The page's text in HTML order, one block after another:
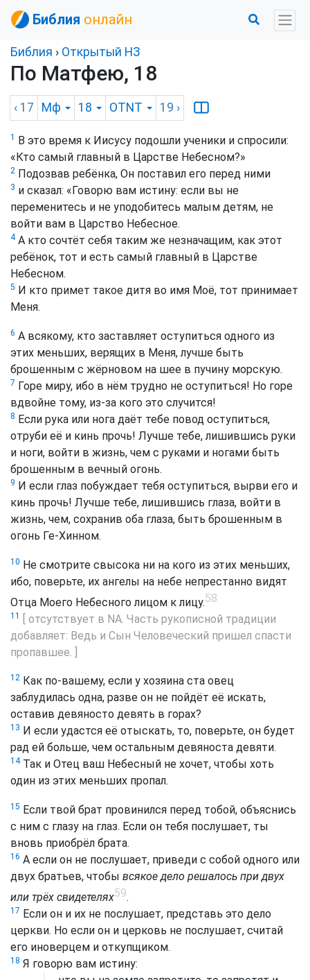
Библия онлайн
Библия › Открытый НЗ
По Матфею, 18
‹ 17 Мф 18 OTNT 19 ›
1
В это время к Иисусу подошли ученики и спросили:
«Кто самый главный в Царстве Небесном?»
2 Подозвав ребёнка, Он поставил его перед ними
3 и сказал: «Говорю вам истину: если вы не
переменитесь и не уподобитесь малым детям, не
войти вам в Царство Небесное.
4А кто сочтёт себя таким же незначащим, как этот
ребёнок, тот и есть самый главный в Царстве
Небесном.
5 И кто примет такое дитя во имя Моё, тот принимает
Меня.
6 А всякому, кто заставляет оступиться одного из
этих меньших, верящих в Меня, лучше быть
брошенным с жёрновом на шее в пучину морскую.
7 Горе миру, ибо в нём трудно не оступиться! Но горе
вдвойне тому, из-за кого это случится!
8 Если рука или нога даёт тебе повод оступиться,
отруби её и кинь прочь! Лучше тебе, лишившись руки
и ноги, войти в жизнь, чем с руками и ногами быть
брошенным в вечный огонь.
9 И если глаз побуждает тебя оступиться, вырви его и
кинь прочь! Лучше тебе, лишившись глаза, войти в
жизнь, чем, сохранив оба глаза, быть брошенным в
огонь Ге-Хинном.
10 Не смотрите свысока ни на кого из этих меньших,
ибо, поверьте, их ангелы на небе непрестанно видят
Отца Моего Небесного лицом к лицу.58
11
[ отсутствует в NA. Часть рукописной традиции
добавляет: Ведь и Сын Человеческий пришел спасти
пропавшее. ]
12 Как по-вашему, если у хозяина ста овец
заблудилась одна, разве он не пойдёт её искать,
оставив девяносто девять в горах?
13 И если удастся её отыскать, то, поверьте, он будет
рад ей больше, чем остальным девяноста девяти.
14Так и Отец ваш Небесный не хочет, чтобы хоть
один из этих меньших пропал.
15 Если твой брат провинился перед тобой, объяснись
с ним с глазу на глаз. Если он тебя послушает, ты
вновь приобрёл брата.
16 А если он не послушает, приведи с собой одного или
двух братьев, чтобы всякое дело решалось при двух
или трёх свидетелях59.
17 Если он и их не послушает, представь это дело
церкви. Но если он и церковь не послушает, считай
его иноверцем и откупщиком.
18 Я говорю вам истину: